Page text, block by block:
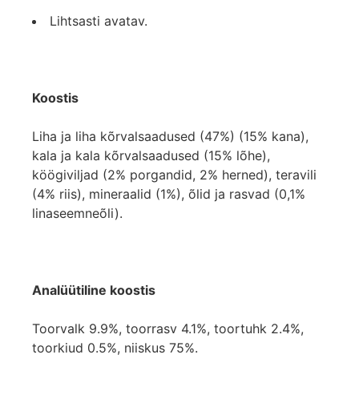
Lihtsasti avatav.
Koostis
Liha ja liha kõrvalsaadused (47%) (15% kana),
kala ja kala kõrvalsaadused (15% lõhe),
köögiviljad (2% porgandid, 2% herned), teravili
(4% riis), mineraalid (1%), õlid ja rasvad (0,1%
linaseemneõli).
Analüütiline koostis
Toorvalk 9.9%, toorrasv 4.1%, toortuhk 2.4%,
toorkiud 0.5%, niiskus 75%.